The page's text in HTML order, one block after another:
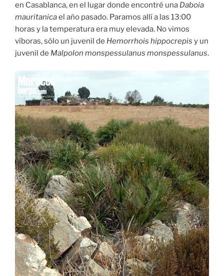
en Casablanca, en el lugar donde encontré una Daboia
mauritanicael año pasado. Paramos allí a las 13:00
horas y la temperatura era muy elevada. No vimos
víboras, sólo un juvenil de Hemorrhois hippocrepis y un
juvenil de Malpolon monspessulanus monspessulanus.